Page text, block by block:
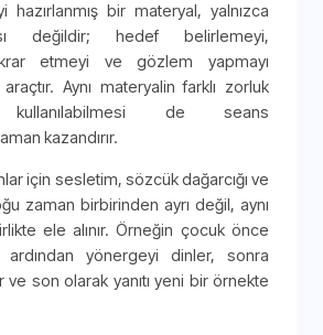
hazırlanmış bir materyal, yalnızca
değildir; hedef belirlemeyi,
etmeyi ve gözlem yapmayı
Aynı materyalin farklı zorluk
kullanılabilmesi de seans
kazandırır.
için sesletim, sözcük dağarcığı ve
zaman birbirinden ayrı değil, aynı
ele alınır. Örneğin çocuk önce
yönergeyi dinler, sonra
ve son olarak yanıtı yeni bir örnekte